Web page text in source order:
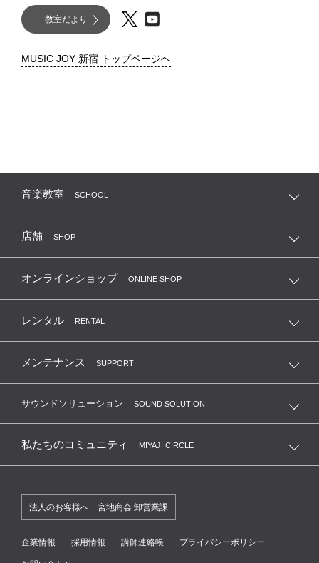
教室だより
MUSIC JOY 新宿 トップページへ
音楽教室 SCHOOL
店舗 SHOP
オンラインショップ ONLINE SHOP
レンタル RENTAL
メンテナンス SUPPORT
サウンドソリューション SOUND SOLUTION
私たちのコミュニティ MIYAJI CIRCLE
法人のお客様へ 宮地商会 卸営業課
企業情報 採用情報 講師連絡帳 プライバシーポリシー